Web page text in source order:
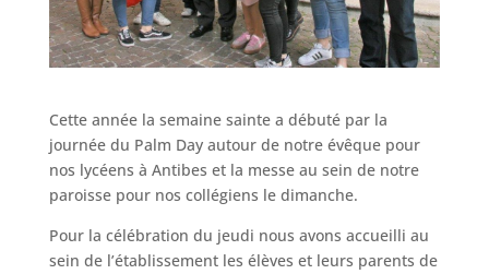
Cette année la semaine sainte a débuté par la
journée du Palm Day autour de notre évêque pour
nos lycéens à Antibes et la messe au sein de notre
paroisse pour nos collégiens le dimanche.
Pour la célébration du jeudi nous avons accueilli au
sein de l’établissement les élèves et leurs parents de